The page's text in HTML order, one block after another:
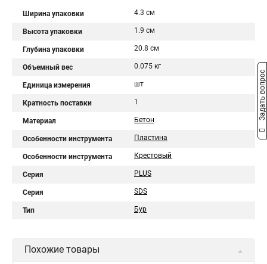
Ширина упаковки 4.3 см
Высота упаковки 1.9 см
Глубина упаковки 20.8 см
Объемный вес 0.075 кг
Единица измерения шт
Кратность поставки 1
Материал Бетон
Особенности инструмента Пластина
Особенности инструмента Крестовый
Серия PLUS
Серия SDS
Тип Бур
Похожие товары
Задать вопрос